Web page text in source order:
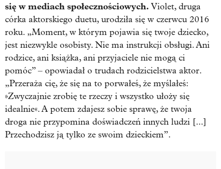
się w mediach społecznościowych. Violet, druga
córka aktorskiego duetu, urodziła się w czerwcu 2016
roku. „Moment, w którym pojawia się twoje dziecko,
jest niezwykle osobisty. Nie ma instrukcji obsługi. Ani
rodzice, ani książka, ani przyjaciele nie mogą ci
pomóc” – opowiadał o trudach rodzicielstwa aktor.
„Przeraża cię, że się na to porwałeś, że myślałeś:
»Zwyczajnie zrobię te rzeczy i wszystko ułoży się
idealnie«. A potem zdajesz sobie sprawę, że twoja
droga nie przypomina doświadczeń innych ludzi [...]
Przechodzisz ją tylko ze swoim dzieckiem”.